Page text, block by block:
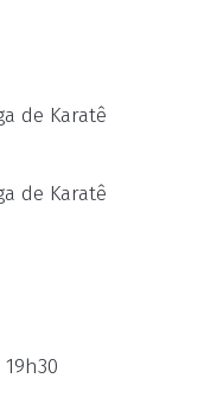
de Karatê
de Karatê